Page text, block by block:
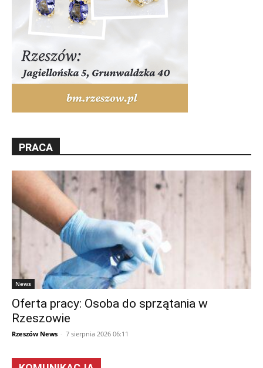
PRACA
News
Oferta pracy: Osoba do sprzątania w
Rzeszowie
Rzeszów News - 7 sierpnia 2026 06:11